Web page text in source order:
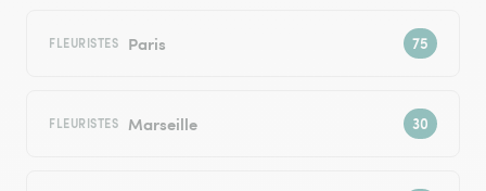
FLEURISTES Paris
FLEURISTES Marseille